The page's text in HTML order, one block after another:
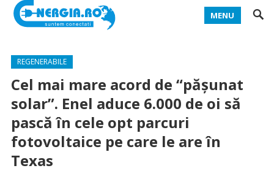
MENU
REGENERABILE
Cel mai mare acord de “pășunat
solar”. Enel aduce 6.000 de oi să
pască în cele opt parcuri
fotovoltaice pe care le are în
Texas